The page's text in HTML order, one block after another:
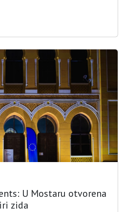
U Mostaru otvorena
zida